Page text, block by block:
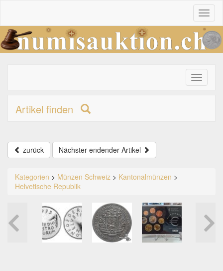
Toggle
primary
Artikel finden
zurück Nächster endender Artikel
Kategorien > Münzen Schweiz > Kantonalmünzen >
Helvetische Republik